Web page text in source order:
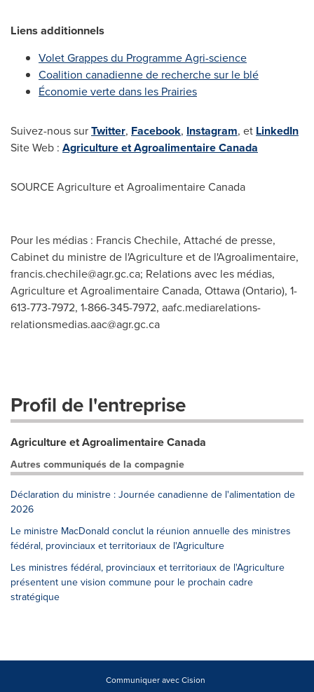
Liens additionnels
Volet Grappes du Programme Agri-science
Coalition canadienne de recherche sur le blé
Économie verte dans les Prairies
Suivez-nous surTwitter, Facebook, Instagram, et LinkedIn
Site Web : Agriculture et Agroalimentaire Canada
SOURCE Agriculture et Agroalimentaire Canada
Pour les médias : Francis Chechile, Attaché de presse,
Cabinet du ministre de l'Agriculture et de l'Agroalimentaire,
francis.chechile@agr.gc.ca; Relations avec les médias,
Agriculture et Agroalimentaire Canada, Ottawa (Ontario), 1-
613-773-7972, 1-866-345-7972, aafc.mediarelations-
relationsmedias.aac@agr.gc.ca
Profil de l'entreprise
Agriculture et Agroalimentaire Canada
Autres communiqués de la compagnie
Déclaration du ministre : Journée canadienne de l'alimentation de
2026
Le ministre MacDonald conclut la réunion annuelle des ministres
fédéral, provinciaux et territoriaux de l'Agriculture
Les ministres fédéral, provinciaux et territoriaux de l'Agriculture
présentent une vision commune pour le prochain cadre
stratégique
Communiquer avec Cision